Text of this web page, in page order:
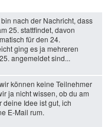
bin nach der Nachricht, dass
25. stattfindet, davon
für den 24.
ging es ja mehreren
angemeldet sind...
können keine Teilnehmer
ja nicht wissen, ob du am
deine Idee ist gut, ich
E-Mail rum.